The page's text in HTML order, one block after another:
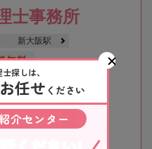
士事務所
新大阪駅
無料
探しは、
お任せ ください
介センター